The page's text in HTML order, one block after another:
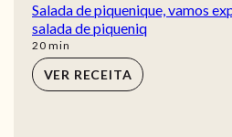
Salada de piquenique, vamos
salada de piqueniq
20min
min
VER RECEITA